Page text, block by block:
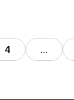
4 …